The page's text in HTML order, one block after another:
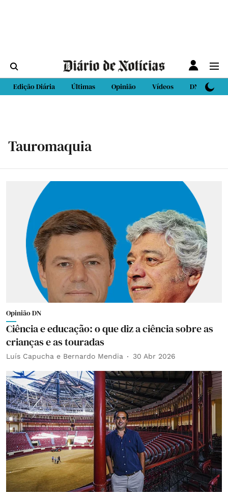
Edição Diária Últimas Opinião Vídeos DN Sport
Tauromaquia
Opinião DN
Ciência e educação: o que diz a ciência sobre as
crianças e as touradas
Luís Capucha e Bernardo Mendia 30 Abr 2026